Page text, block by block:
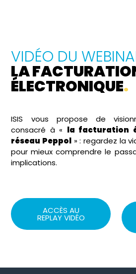
VIDÉO DU
LA
ÉLECTRONIQUE.
ISIS vous propose de
consacré à « la facturation
réseau Peppol » : regardez la
pour mieux comprendre le
implications.
ACCÈS AU
REPLAY VIDÉO